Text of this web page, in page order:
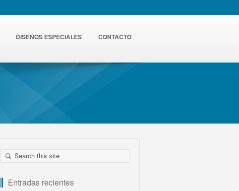
DISEÑOS ESPECIALES CONTACTO
Entradas recientes